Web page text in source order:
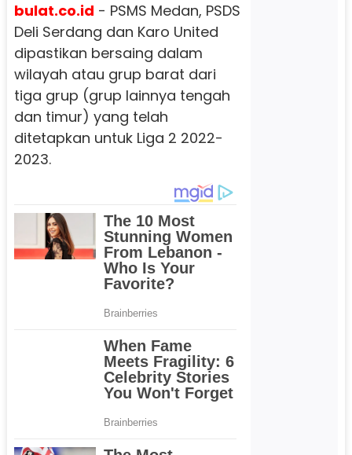
bulat.co.id - PSMS Medan, PSDS
Deli Serdang dan Karo United
dipastikan bersaing dalam
wilayah atau grup barat dari
tiga grup (grup lainnya tengah
dan timur) yang telah
ditetapkan untuk Liga 2 2022-
2023.